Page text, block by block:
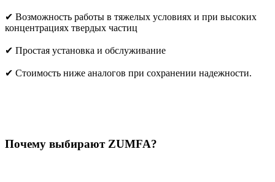
✔ Возможность работы в тяжелых условиях и при высоких
концентрациях твердых частиц
✔ Простая установка и обслуживание
✔ Стоимость ниже аналогов при сохранении надежности.
Почему выбирают ZUMFA?